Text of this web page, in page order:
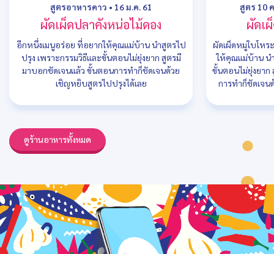
สูตรอาหารคาว • 16 ม.ค. 61
ผัดเผ็ดปลาคังหน่อไม้ดอง
อีกหนึ่งเมนูอร่อย ที่อยากให้คุณแม่บ้าน นำสูตรไป
ปรุง เพราะกรรมวิธีและขั้นตอนไม่ยุ่งยาก สูตรมี
มาบอกชัดเจนแล้ว ขั้นตอนการทำก็ชัดเจนด้วย
เชิญหยิบสูตรไปปรุงได้เลย
สูตร 10
ผัดเ
ผัดเผ็ดหมูใบโหระ
ให้คุณแม่บ้าน น
ขั้นตอนไม่ยุ่งยาก
การทำก็ชัดเจน
ดูร้านอาหารทั้งหมด